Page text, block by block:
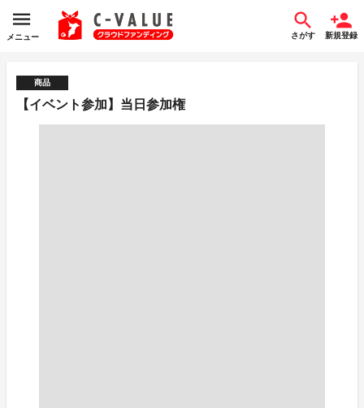
メニュー さがす 新規登録
商品
【イベント参加】当日参加権